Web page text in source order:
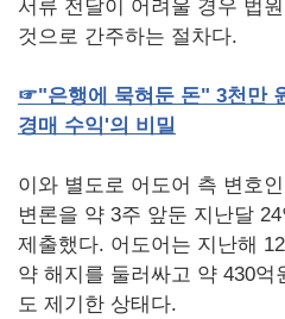
서류 전달이 어려울 경우 법
것으로 간주하는 절차다.
☞"은행에 묵혀둔 돈" 3천만
경매 수익'의 비밀
이와 별도로 어도어 측 변호
변론을 약 3주 앞둔 지난달
제출했다. 어도어는 지난해
약 해지를 둘러싸고 약 430억
도 제기한 상태다.